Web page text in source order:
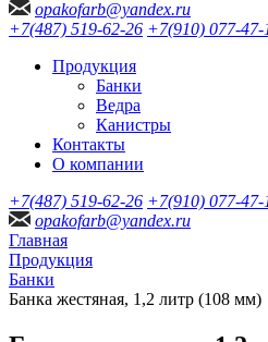
opakofarb@yandex.ru
+7(487) 519-62-26 +7(910) 077-47-
Продукция
Банки
Ведра
Канистры
Контакты
О компании
+7(487) 519-62-26 +7(910) 077-47-
opakofarb@yandex.ru
Главная
Продукция
Банки
Банка жестяная, 1,2 литр (108 мм)